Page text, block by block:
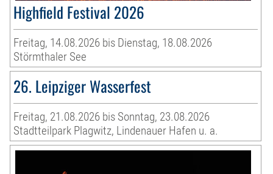
Highfield Festival 2026
Freitag, 14.08.2026 bis Dienstag, 18.08.2026
Störmthaler See
26. Leipziger Wasserfest
Freitag, 21.08.2026 bis Sonntag, 23.08.2026
Stadtteilpark Plagwitz, Lindenauer Hafen u. a.